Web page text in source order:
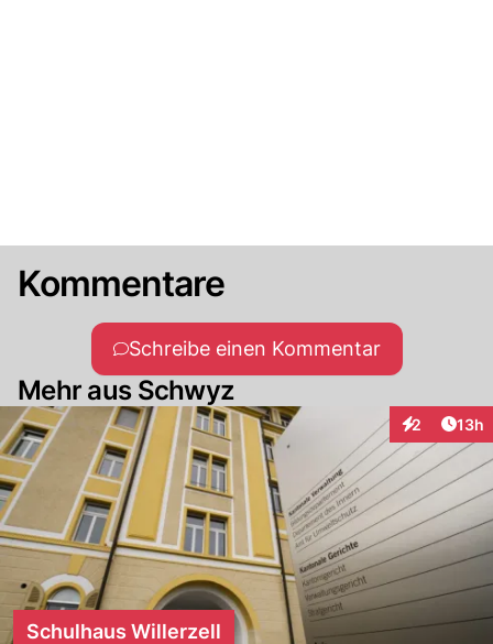
Kommentare
Schreibe einen Kommentar
Mehr aus Schwyz
2
Interaktionen
13h
Schulhaus Willerzell